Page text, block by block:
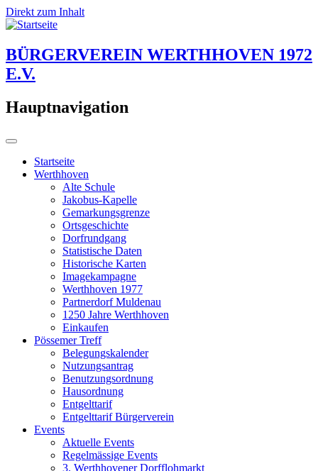
Direkt zum Inhalt
BÜRGERVEREIN WERTHHOVEN 1972
E.V.
Hauptnavigation
Startseite
Werthhoven
Alte Schule
Jakobus-Kapelle
Gemarkungsgrenze
Ortsgeschichte
Dorfrundgang
Statistische Daten
Historische Karten
Imagekampagne
Werthhoven 1977
Partnerdorf Muldenau
1250 Jahre Werthhoven
Einkaufen
Pössemer Treff
Belegungskalender
Nutzungsantrag
Benutzungsordnung
Hausordnung
Entgelttarif
Entgelttarif Bürgerverein
Events
Aktuelle Events
Regelmässige Events
3. Werthhovener Dorfflohmarkt